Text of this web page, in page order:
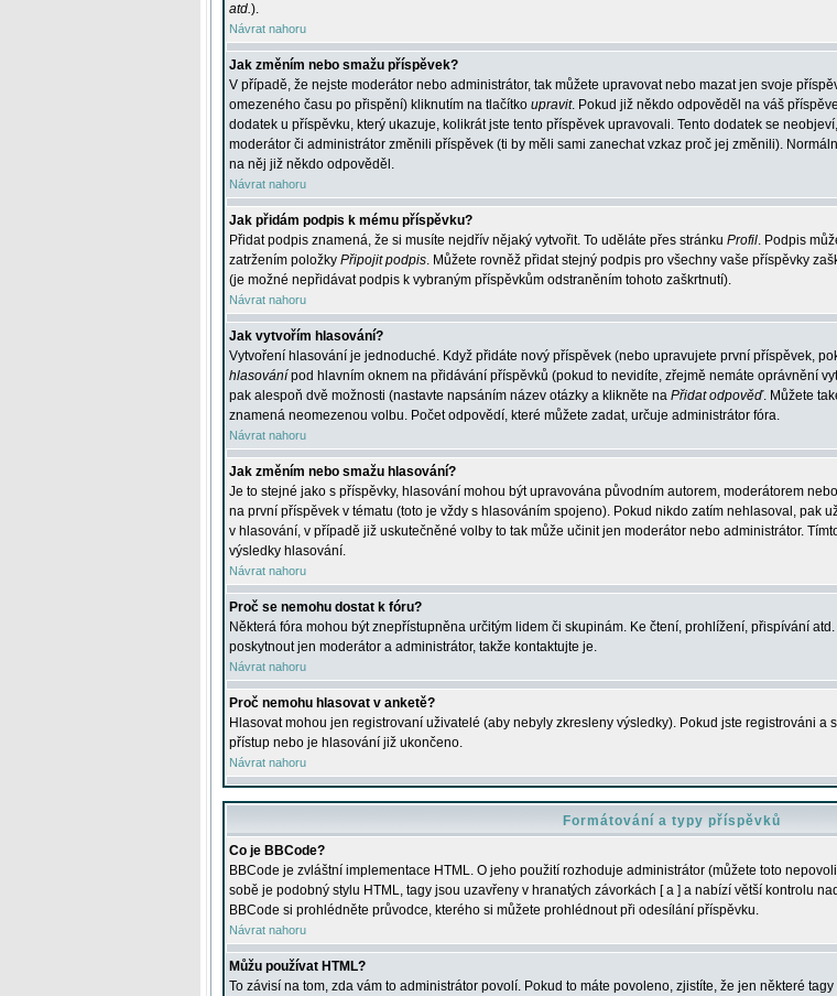
atd.).
Návrat nahoru
Jak změním nebo smažu příspěvek?
V případě, že nejste moderátor nebo administrátor, tak můžete upravovat nebo mazat jen svoje
omezeného času po přispění) kliknutím na tlačítko upravit. Pokud již někdo odpověděl na váš
dodatek u příspěvku, který ukazuje, kolikrát jste tento příspěvek upravovali. Tento dodatek se
moderátor či administrátor změnili příspěvek (ti by měli sami zanechat vzkaz proč jej změnili).
na něj již někdo odpověděl.
Návrat nahoru
Jak přidám podpis k mému příspěvku?
Přidat podpis znamená, že si musíte nejdřív nějaký vytvořit. To uděláte přes stránku Profil. Podpis
zatržením položky Připojit podpis. Můžete rovněž přidat stejný podpis pro všechny vaše příspěvky
(je možné nepřidávat podpis k vybraným příspěvkům odstraněním tohoto zaškrtnutí).
Návrat nahoru
Jak vytvořím hlasování?
Vytvoření hlasování je jednoduché. Když přidáte nový příspěvek (nebo upravujete první příspěvek,
hlasování pod hlavním oknem na přidávání příspěvků (pokud to nevidíte, zřejmě nemáte oprávnění
pak alespoň dvě možnosti (nastavte napsáním název otázky a klikněte na Přidat odpověď. Můžete
znamená neomezenou volbu. Počet odpovědí, které můžete zadat, určuje administrátor fóra.
Návrat nahoru
Jak změním nebo smažu hlasování?
Je to stejné jako s příspěvky, hlasování mohou být upravována původním autorem, moderátorem
na první příspěvek v tématu (toto je vždy s hlasováním spojeno). Pokud nikdo zatím nehlasoval, pak
v hlasování, v případě již uskutečněné volby to tak může učinit jen moderátor nebo administrátor.
výsledky hlasování.
Návrat nahoru
Proč se nemohu dostat k fóru?
Některá fóra mohou být znepřístupněna určitým lidem či skupinám. Ke čtení, prohlížení, přispívání
poskytnout jen moderátor a administrátor, takže kontaktujte je.
Návrat nahoru
Proč nemohu hlasovat v anketě?
Hlasovat mohou jen registrovaní uživatelé (aby nebyly zkresleny výsledky). Pokud jste registrováni a
přístup nebo je hlasování již ukončeno.
Návrat nahoru
Formátování a typy příspěvků
Co je BBCode?
BBCode je zvláštní implementace HTML. O jeho použití rozhoduje administrátor (můžete toto
sobě je podobný stylu HTML, tagy jsou uzavřeny v hranatých závorkách [ a ] a nabízí větší kontrolu
BBCode si prohlédněte průvodce, kterého si můžete prohlédnout při odesílání příspěvku.
Návrat nahoru
Můžu používat HTML?
To závisí na tom, zda vám to administrátor povolí. Pokud to máte povoleno, zjistíte, že jen některé